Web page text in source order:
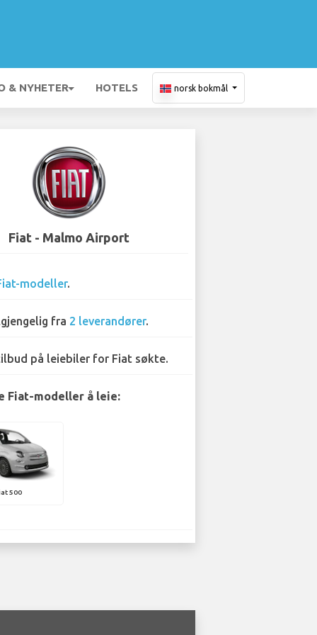
& NYHETER HOTELS norsk bokmål
Fiat - Malmo Airport
modeller.
fra 2 leverandører.
på leiebiler for Fiat søkte.
Fiat-modeller å leie:
500